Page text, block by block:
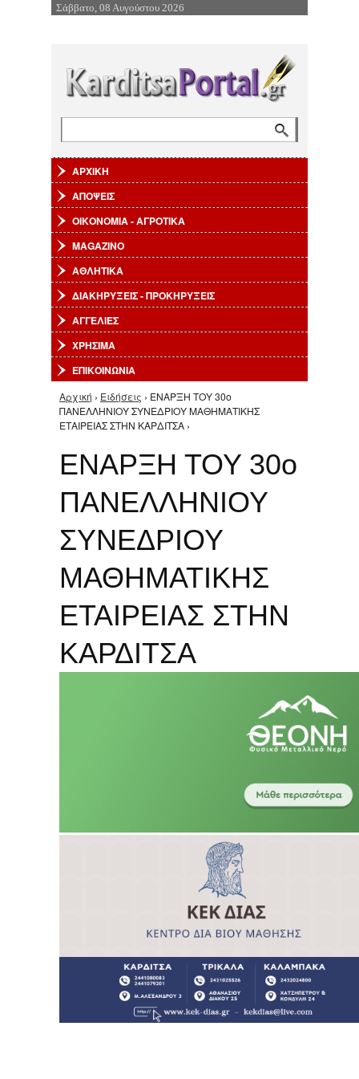
Επιστροφή στην Πλοήγηση
Σάββατο, 08 Αυγούστου 2026
ΑΡΧΙΚΗ
ΑΠΟΨΕΙΣ
ΟΙΚΟΝΟΜΙΑ - ΑΓΡΟΤΙΚΑ
MAGAZINO
ΑΘΛΗΤΙΚΑ
ΔΙΑΚΗΡΥΞΕΙΣ - ΠΡΟΚΗΡΥΞΕΙΣ
ΑΓΓΕΛΙΕΣ
ΧΡΗΣΙΜΑ
ΕΠΙΚΟΙΝΩΝΙΑ
Είστε εδώ
Αρχική › Ειδήσεις › ΕΝΑΡΞΗ ΤΟΥ 30ο
ΠΑΝΕΛΛΗΝΙΟΥ ΣΥΝΕΔΡΙΟΥ ΜΑΘΗΜΑΤΙΚΗΣ
ΕΤΑΙΡΕΙΑΣ ΣΤΗΝ ΚΑΡΔΙΤΣΑ ›
ΕΝΑΡΞΗ ΤΟΥ 30ο
ΠΑΝΕΛΛΗΝΙΟΥ
ΣΥΝΕΔΡΙΟΥ
ΜΑΘΗΜΑΤΙΚΗΣ
ΕΤΑΙΡΕΙΑΣ ΣΤΗΝ
ΚΑΡΔΙΤΣΑ